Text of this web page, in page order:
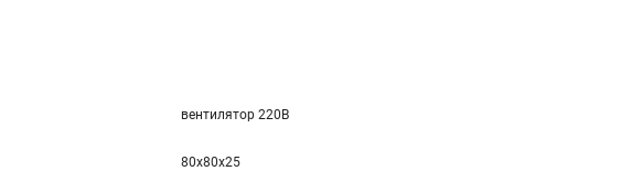
вентилятор 220В
80x80x25